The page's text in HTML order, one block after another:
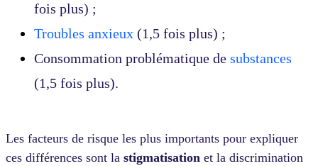
fois plus) ;
Troubles anxieux (1,5 fois plus) ;
Consommation problématique de substances
(1,5 fois plus).
Les facteurs de risque les plus importants pour expliquer
ces différences sont la stigmatisation et la discrimination